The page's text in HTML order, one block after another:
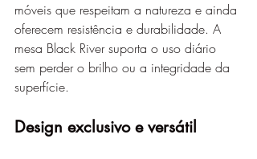
móveis que respeitam a natureza e ainda
oferecem resistência e durabilidade. A
mesa Black River suporta o uso diário
sem perder o brilho ou a integridade da
superfície.
Design exclusivo e versátil